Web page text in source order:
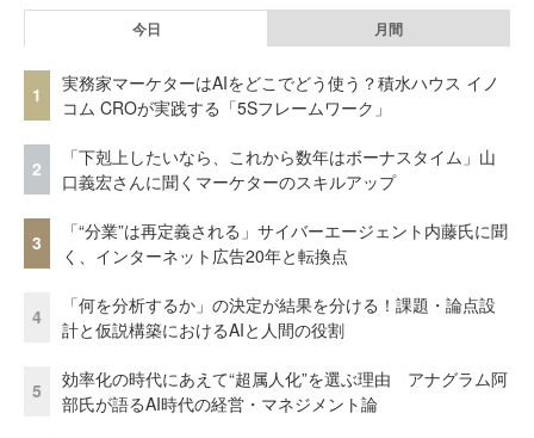
今日 月間
1
実務家マーケターはAIをどこでどう使う？積水ハウス イノ
コム CROが実践する「5Sフレームワーク」
2
「下剋上したいなら、これから数年はボーナスタイム」山
口義宏さんに聞くマーケターのスキルアップ
3
「“分業”は再定義される」サイバーエージェント内藤氏に聞
く、インターネット広告20年と転換点
4
「何を分析するか」の決定が結果を分ける！課題・論点設
計と仮説構築におけるAIと人間の役割
5
効率化の時代にあえて“超属人化”を選ぶ理由 アナグラム阿
部氏が語るAI時代の経営・マネジメント論